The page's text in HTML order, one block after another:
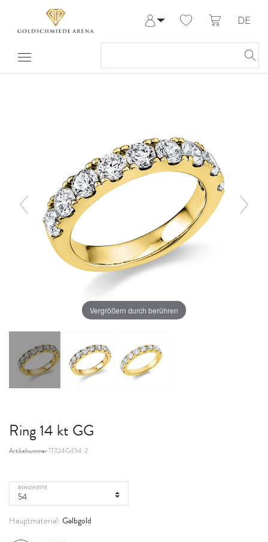
Meine Bestellungen
DE
Vergrößern durch berühren
Ring 14 kt GG
Artikelnummer1T324G454-2
RINGWEITE
Hauptmaterial: Gelbgold